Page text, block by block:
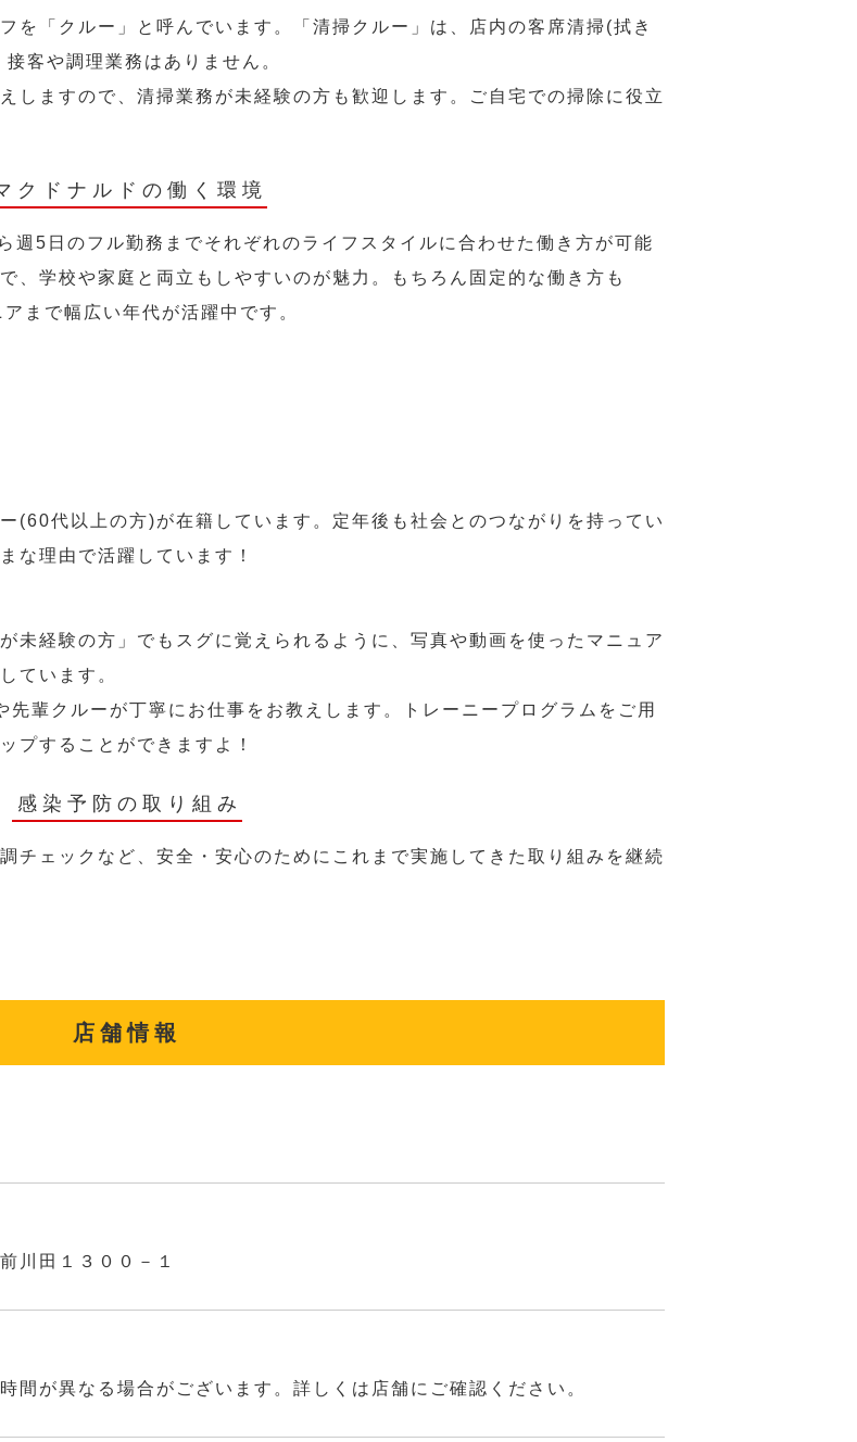
を「クルー」と呼んでいます。「清掃クルー」は、店内の客席清掃(拭き
客や調理業務はありません。
しますので、清掃業務が未経験の方も歓迎します。ご自宅での掃除に役立
クドナルドの働く環境
週5日のフル勤務までそれぞれのライフスタイルに合わせた働き方が可能
、学校や家庭と両立もしやすいのが魅力。もちろん固定的な働き方も
まで幅広い年代が活躍中です。
(60代以上の方)が在籍しています。定年後も社会とのつながりを持ってい
な理由で活躍しています！
未経験の方」でもスグに覚えられるように、写真や動画を使ったマニュア
ています。
輩クルーが丁寧にお仕事をお教えします。トレーニープログラムをご用
プすることができますよ！
感染予防の取り組み
チェックなど、安全・安心のためにこれまで実施してきた取り組みを継続
店舗情報
川田１３００－１
間が異なる場合がございます。詳しくは店舗にご確認ください。